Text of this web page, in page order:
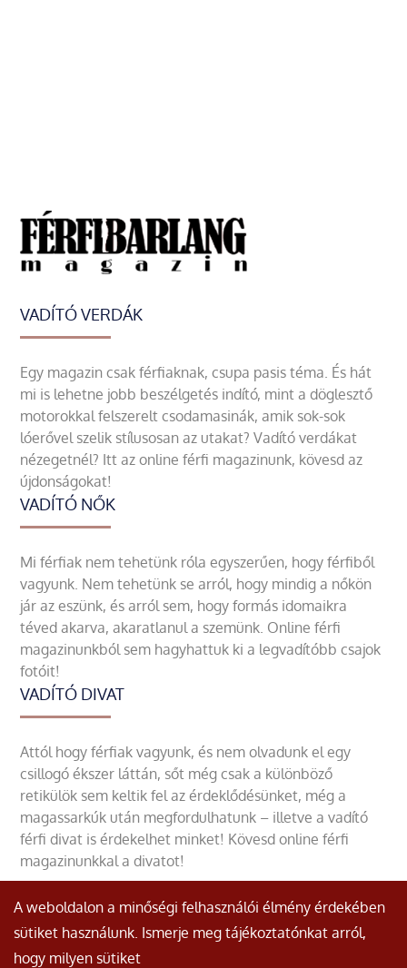
VADÍTÓ VERDÁK
Egy magazin csak férfiaknak, csupa pasis téma. És hát
mi is lehetne jobb beszélgetés indító, mint a döglesztő
motorokkal felszerelt csodamasinák, amik sok-sok
lóerővel szelik stílusosan az utakat? Vadító verdákat
nézegetnél? Itt az online férfi magazinunk, kövesd az
újdonságokat!
VADÍTÓ NŐK
Mi férfiak nem tehetünk róla egyszerűen, hogy férfiből
vagyunk. Nem tehetünk se arról, hogy mindig a nőkön
jár az eszünk, és arról sem, hogy formás idomaikra
téved akarva, akaratlanul a szemünk. Online férfi
magazinunkból sem hagyhattuk ki a legvadítóbb csajok
fotóit!
VADÍTÓ DIVAT
Attól hogy férfiak vagyunk, és nem olvadunk el egy
csillogó ékszer láttán, sőt még csak a különböző
retikülök sem keltik fel az érdeklődésünket, még a
magassarkúk után megfordulhatunk – illetve a vadító
férfi divat is érdekelhet minket! Kövesd online férfi
magazinunkkal a divatot!
A weboldalon a minőségi felhasználói élmény érdekében
sütiket használunk. Ismerje meg tájékoztatónkat arról,
hogy milyen sütiket